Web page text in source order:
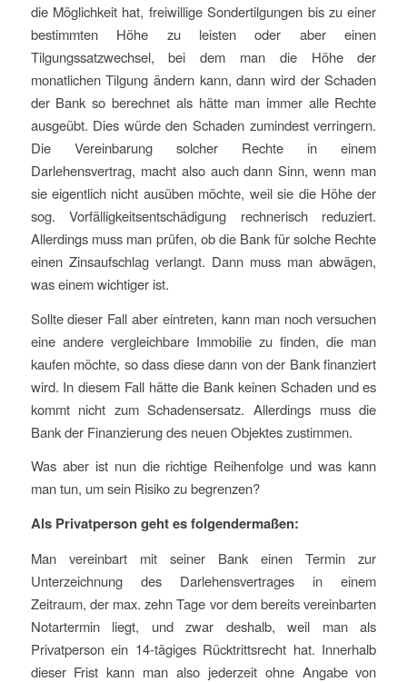
die Möglichkeit hat, freiwillige Sondertilgungen bis zu einer
bestimmten Höhe zu leisten oder aber einen
Tilgungssatzwechsel, bei dem man die Höhe der
monatlichen Tilgung ändern kann, dann wird der Schaden
der Bank so berechnet als hätte man immer alle Rechte
ausgeübt. Dies würde den Schaden zumindest verringern.
Die Vereinbarung solcher Rechte in einem
Darlehensvertrag, macht also auch dann Sinn, wenn man
sie eigentlich nicht ausüben möchte, weil sie die Höhe der
sog. Vorfälligkeitsentschädigung rechnerisch reduziert.
Allerdings muss man prüfen, ob die Bank für solche Rechte
einen Zinsaufschlag verlangt. Dann muss man abwägen,
was einem wichtiger ist.
Sollte dieser Fall aber eintreten, kann man noch versuchen
eine andere vergleichbare Immobilie zu finden, die man
kaufen möchte, so dass diese dann von der Bank finanziert
wird. In diesem Fall hätte die Bank keinen Schaden und es
kommt nicht zum Schadensersatz. Allerdings muss die
Bank der Finanzierung des neuen Objektes zustimmen.
Was aber ist nun die richtige Reihenfolge und was kann
man tun, um sein Risiko zu begrenzen?
Als Privatperson geht es folgendermaßen:
Man vereinbart mit seiner Bank einen Termin zur
Unterzeichnung des Darlehensvertrages in einem
Zeitraum, der max. zehn Tage vor dem bereits vereinbarten
Notartermin liegt, und zwar deshalb, weil man als
Privatperson ein 14-tägiges Rücktrittsrecht hat. Innerhalb
dieser Frist kann man also jederzeit ohne Angabe von